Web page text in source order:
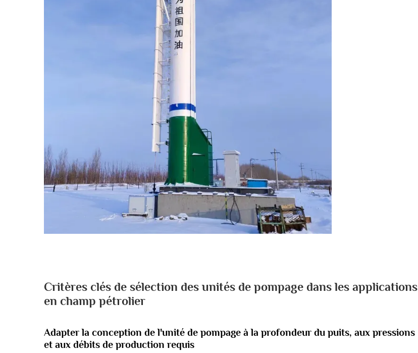
Critères clés de sélection des unités de pompage dans les applications
en champ pétrolier
Adapter la conception de l'unité de pompage à la profondeur du puits, aux pressions
et aux débits de production requis